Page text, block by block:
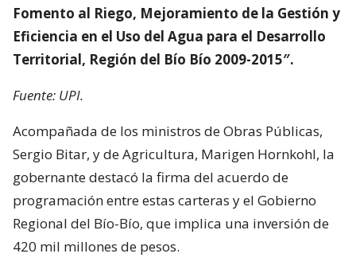
Fomento al Riego, Mejoramiento de la Gestión y
Eficiencia en el Uso del Agua para el Desarrollo
Territorial, Región del Bío Bío 2009-2015″.
Fuente: UPI.
Acompañada de los ministros de Obras Públicas,
Sergio Bitar, y de Agricultura, Marigen Hornkohl, la
gobernante destacó la firma del acuerdo de
programación entre estas carteras y el Gobierno
Regional del Bío-Bío, que implica una inversión de
420 mil millones de pesos.